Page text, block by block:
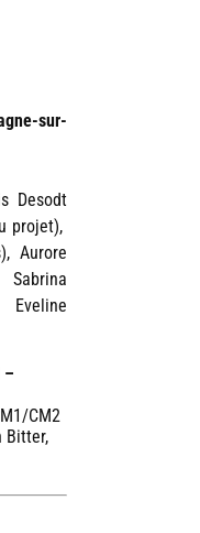
sur-
Desodt
projet),
Aurore
–
CM2
Bitter,